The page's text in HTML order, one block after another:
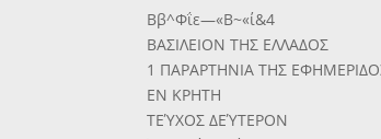
Ββ^Φΐε—«Β~«ί&4
ΒΑΣΙΛΕΙΟΝ ΤΗΣ ΕΛΛΑΔΟΣ
1 ΠΑΡΑΡΤΗΝΙΑ ΤΗΣ
ΕΝ ΚΡΗΤΗ
ΤΕΎΧΟΣ ΔΕΎΤΕΡΟΝ